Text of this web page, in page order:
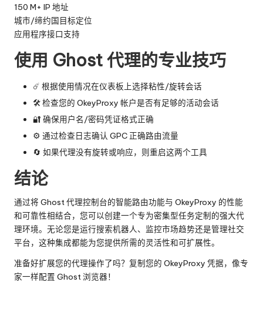
150 M+ IP 地址
城市/缔约国目标定位
应用程序接口支持
使用 Ghost 代理的专业技巧
☄️ 根据使用情况在仪表板上选择粘性/旋转会话
🛠️ 检查您的 OkeyProxy 帐户是否有足够的活动会话
🔐 确保用户名/密码凭证格式正确
⚙️ 通过检查日志确认 GPC 正确路由流量
🔄 如果代理没有旋转或响应，则重启这两个工具
结论
通过将 Ghost 代理控制台的智能路由功能与 OkeyProxy 的性能
和可靠性相结合，您可以创建一个专为密集型任务定制的强大代
理环境。无论您是运行搜索机器人、监控市场趋势还是管理社交
平台，这种集成都能为您提供所需的灵活性和可扩展性。
准备好扩展您的代理操作了吗？复制您的 OkeyProxy 凭据，像专
家一样配置 Ghost 浏览器！